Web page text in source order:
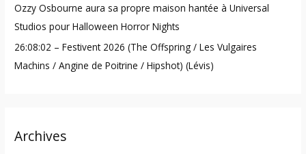
Ozzy Osbourne aura sa propre maison hantée à Universal
Studios pour Halloween Horror Nights
26:08:02 – Festivent 2026 (The Offspring / Les Vulgaires
Machins / Angine de Poitrine / Hipshot) (Lévis)
Archives